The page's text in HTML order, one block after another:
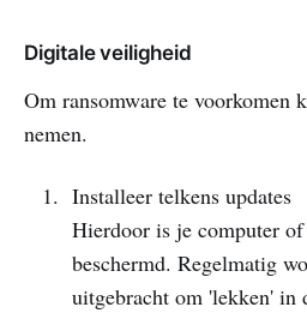
Digitale veiligheid
Om ransomware te voorkomen
nemen.
Installeer telkens updates
Hierdoor is je computer
beschermd. Regelmatig
uitgebracht om 'lekken' in